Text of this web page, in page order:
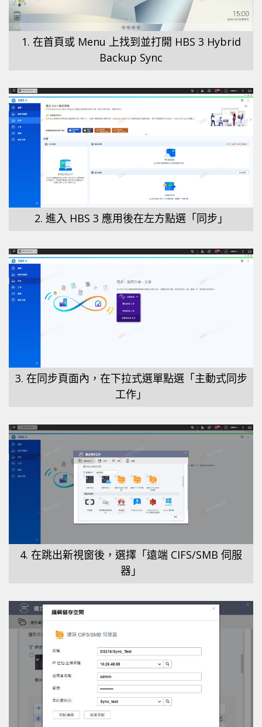
1. 在首頁或 Menu 上找到並打開 HBS 3 Hybrid
Backup Sync
2. 進入 HBS 3 應用後在左方點選「同步」
3. 在同步頁面內，在下拉式選單點選「主動式同步
工作」
4. 在跳出新視窗後，選擇「遠端 CIFS/SMB 伺服
器」